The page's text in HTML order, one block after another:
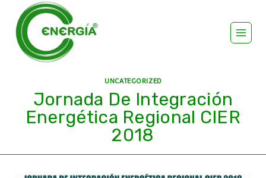
UNCATEGORIZED
Jornada De Integración
Energética Regional CIER
2018